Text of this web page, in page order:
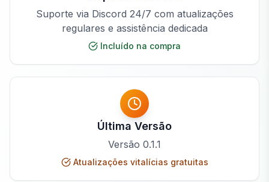
Suporte via Discord 24/7 com atualizações
regulares e assistência dedicada
Incluído na compra
Última Versão
Versão 0.1.1
Atualizações vitalícias gratuitas